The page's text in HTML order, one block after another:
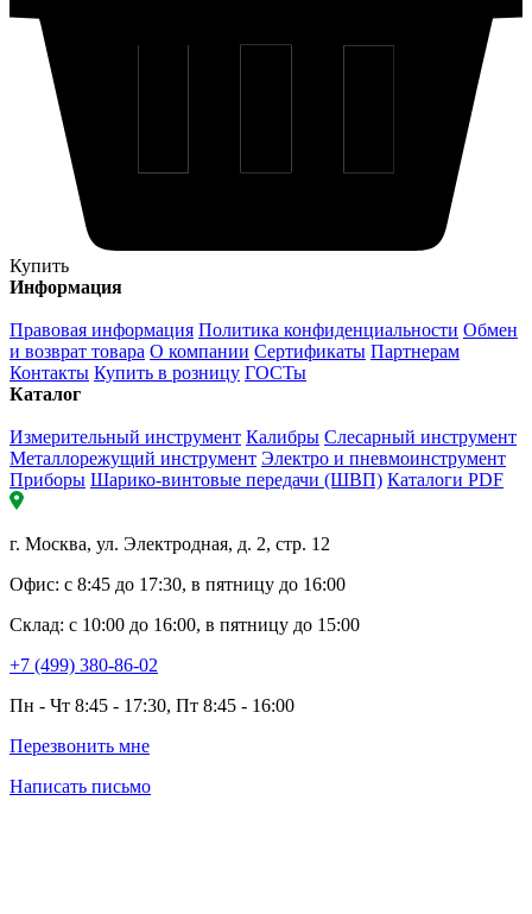
Купить
Информация
Правовая информация Политика конфиденциальности Обмен
и возврат товара О компании Сертификаты Партнерам
Контакты Купить в розницу ГОСТы
Каталог
Измерительный инструмент Калибры Слесарный инструмент
Металлорежущий инструмент Электро и пневмоинструмент
Приборы Шарико-винтовые передачи (ШВП) Каталоги PDF
г. Москва, ул. Электродная, д. 2, стр. 12
Офис: с 8:45 до 17:30, в пятницу до 16:00
Склад: с 10:00 до 16:00, в пятницу до 15:00
+7 (499) 380-86-02
Пн - Чт 8:45 - 17:30, Пт 8:45 - 16:00
Перезвонить мне
Написать письмо